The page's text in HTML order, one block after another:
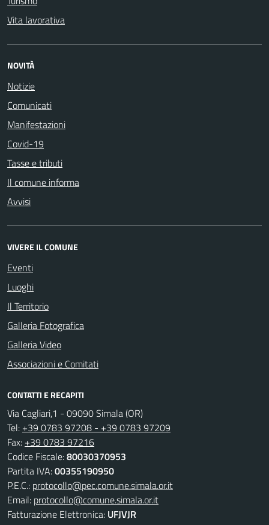
Vita lavorativa
NOVITÀ
Notizie
Comunicati
Manifestazioni
Covid-19
Tasse e tributi
Il comune informa
Avvisi
VIVERE IL COMUNE
Eventi
Luoghi
Il Territorio
Galleria Fotografica
Galleria Video
Associazioni e Comitati
CONTATTI E RECAPITI
Via Cagliari,1 - 09090 Simala (OR)
Tel: +39 0783 97208 - +39 0783 97209
Fax: +39 0783 97216
Codice Fiscale:80030370953
Partita IVA:00355190950
P.E.C.: protocollo@pec.comune.simala.or.it
Email: protocollo@comune.simala.or.it
Fatturazione Elettronica: UFJVJR